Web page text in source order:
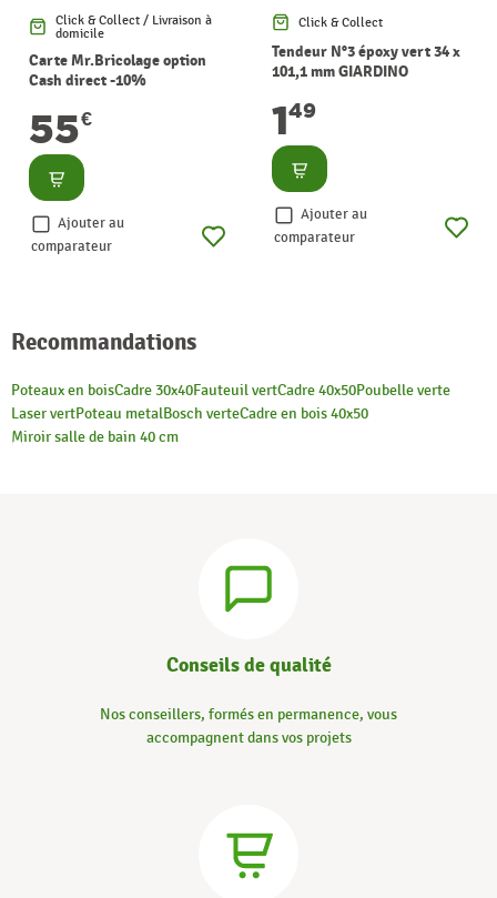
Click & Collect / Livraison à
domicile
Carte Mr.Bricolage option
Cash direct -10%
55€
Consulter
Ajouter au
comparateur
Click & Collect
Tendeur N°3 époxy vert 34 x
101,1 mm GIARDINO
149
Consulter
Ajouter au
comparateur
Recommandations
Poteaux en boisCadre 30x40Fauteuil vertCadre 40x50Poubelle verte
Laser vertPoteau metalBosch verteCadre en bois 40x50
Miroir salle de bain 40 cm
Conseils de qualité
Nos conseillers, formés en permanence, vous
accompagnent dans vos projets